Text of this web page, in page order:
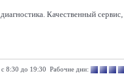
Качественный
с 8:30 до 19:30 Рабочие дни: